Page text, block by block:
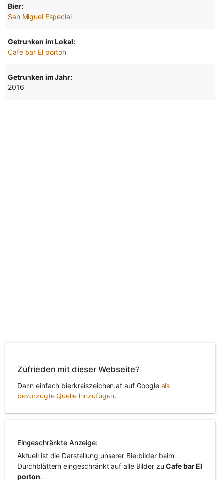
Bier:
San Miguel Especial
Getrunken im Lokal:
Cafe bar El porton
Getrunken im Jahr:
2016
Zufrieden mit dieser Webseite?
Dann einfach bierkreiszeichen.at auf Google als
bevorzugte Quelle hinzufügen.
Eingeschränkte Anzeige:
Aktuell ist die Darstellung unserer Bierbilder beim
Durchblättern eingeschränkt auf alle Bilder zu Cafe bar El
porton.